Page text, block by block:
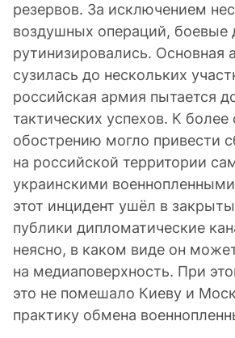
резервов. За исключением
воздушных операций, боевые
рутинизировались. Основная
сузилась до нескольких
российская армия пытается
тактических успехов. К более
обострению могло привести
на российской территории
украинскими
этот инцидент ушёл в
публики дипломатические
неясно, в каком виде он
на медиаповерхность. При
это не помешало Киеву и
практику обмена